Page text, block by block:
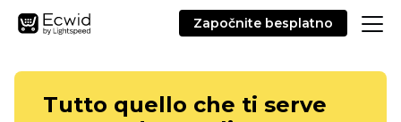
Započnite besplatno
Tutto quello che ti serve